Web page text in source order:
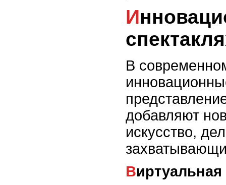
Инновационные технологии в
В
добавляют
искусство,